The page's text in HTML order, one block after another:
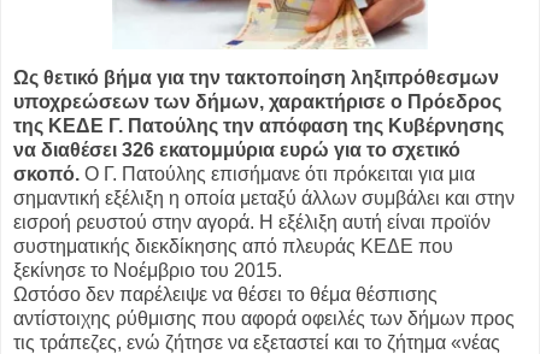
Ως θετικό βήμα για την τακτοποίηση ληξιπρόθεσμων
υποχρεώσεων των δήμων, χαρακτήρισε ο Πρόεδρος
της ΚΕΔΕ Γ. Πατούλης την απόφαση της Κυβέρνησης
να διαθέσει 326 εκατομμύρια ευρώ για το σχετικό
σκοπό. Ο Γ. Πατούλης επισήμανε ότι πρόκειται για μια
σημαντική εξέλιξη η οποία μεταξύ άλλων συμβάλει και στην
εισροή ρευστού στην αγορά. Η εξέλιξη αυτή είναι προϊόν
συστηματικής διεκδίκησης από πλευράς ΚΕΔΕ που
ξεκίνησε το Νοέμβριο του 2015.
Ωστόσο δεν παρέλειψε να θέσει το θέμα θέσπισης
αντίστοιχης ρύθμισης που αφορά οφειλές των δήμων προς
τις τράπεζες, ενώ ζήτησε να εξεταστεί και το ζήτημα «νέας